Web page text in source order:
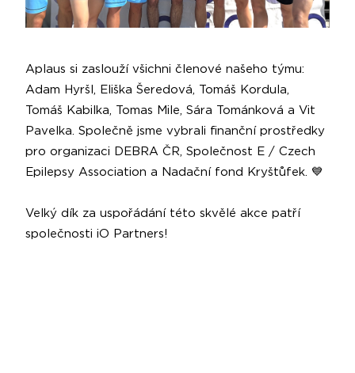
Aplaus si zaslouží všichni členové našeho týmu:
Adam Hyršl , Eliška Šeredová, Tomáš Kordula,
Tomáš Kabilka, Tomas Mile, Sára Tománková a Vit
Pavelka. Společně jsme vybrali finanční prostředky
pro organizaci DEBRA ČR, Společnost E / Czech
Epilepsy Association a Nadační fond Kryštůfek. 💙
Velký dík za uspořádání této skvělé akce patří
společnosti iO Partners!